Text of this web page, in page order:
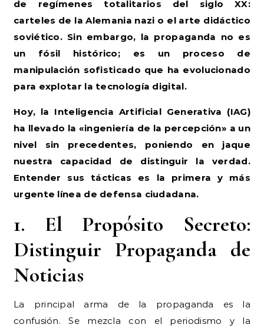
de regímenes totalitarios del siglo XX:
carteles de la Alemania nazi o el arte didáctico
soviético. Sin embargo, la propaganda no es
un fósil histórico; es un proceso de
manipulación sofisticado que ha evolucionado
para explotar la tecnología digital.
Hoy, la Inteligencia Artificial Generativa (IAG)
ha llevado la «ingeniería de la percepción» a un
nivel sin precedentes, poniendo en jaque
nuestra capacidad de distinguir la verdad.
Entender sus tácticas es la primera y más
urgente línea de defensa ciudadana.
1. El Propósito Secreto:
Distinguir Propaganda de
Noticias
La principal arma de la propaganda es la
confusión. Se mezcla con el periodismo y la